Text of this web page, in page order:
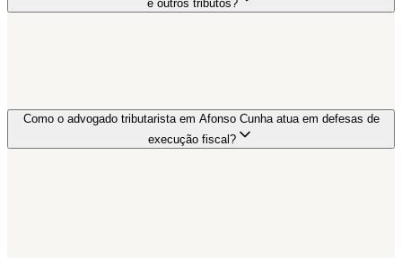
e outros tributos?
Como o advogado tributarista em Afonso Cunha atua em defesas de
execução fiscal?